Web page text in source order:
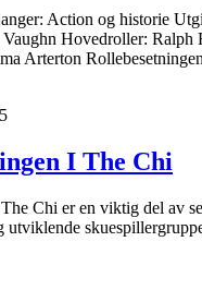
Action og historie
Hovedroller: Ralph
Arterton
I The Chi
Chi er en viktig del av
utviklende